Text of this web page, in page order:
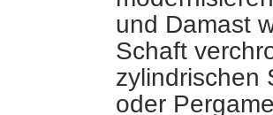
und Damast
Schaft
zylindrischen
oder